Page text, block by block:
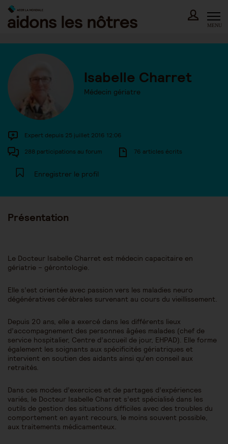
Skip
content
MENU
Isabelle Charret
Médecin gériatre
Expert depuis 25 juillet 2016 12:06
288 participations au forum 76 articles écrits
Enregistrer le profil
Présentation
Le Docteur Isabelle Charret est médecin capacitaire en
gériatrie – gérontologie.
Elle s’est orientée avec passion vers les maladies neuro
dégénératives cérébrales survenant au cours du vieillissement.
Depuis 20 ans, elle a exercé dans les différents lieux
d’accompagnement des personnes âgées malades (chef de
service hospitalier, Centre d’accueil de jour, EHPAD). Elle forme
également les soignants aux spécificités gériatriques et
intervient en soutien des aidants ainsi qu’en conseil aux
retraités.
Dans ces modes d’exercices et de partages d’expériences
variés, le Docteur Isabelle Charret s’est spécialisé dans les
outils de gestion des situations difficiles avec des troubles du
comportement en ayant recours, le moins souvent possible,
aux traitements médicamenteux.